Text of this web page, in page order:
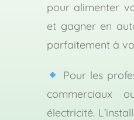
pour alimenter
et gagner en
parfaitement à
Pour les
commerciaux
électricité.